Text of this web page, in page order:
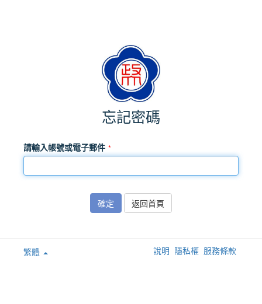
忘記密碼
請輸入帳號或電子郵件
確定 返回首頁
繁體 說明 隱私權 服務條款